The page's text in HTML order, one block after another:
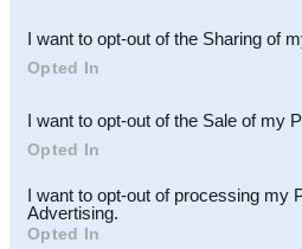
Downstream Participants
third parties.
I want to opt-out of the Sharing of
Opted In
I want to opt-out of the Sale of my
Opted In
I want to opt-out of processing my
Advertising.
Opted In